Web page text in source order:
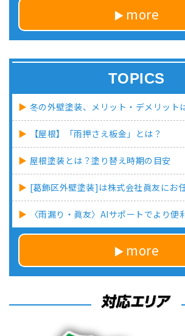
more
TOPICS
冬の外壁塗装、メリット・デメリット
【屋根】「雨押さえ板金」とは？
屋根塗装とは？塗り替え時期の目安
[葛飾区外壁塗装]は株式会社眞友にお
〈雨漏り・眞友〉AIサポートでより便
more